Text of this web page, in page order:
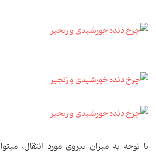
با توجه به میزان نیروی مورد انتقال،